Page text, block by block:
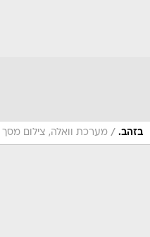
בזהב. / מערכת וואלה, צילום מסך